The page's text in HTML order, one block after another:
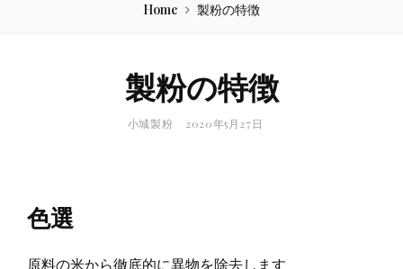
Home 製粉の特徴
製粉の特徴
BY
小城製粉
POSTED
2020年5月27日
色選
原料の米から徹底的に異物を除去します